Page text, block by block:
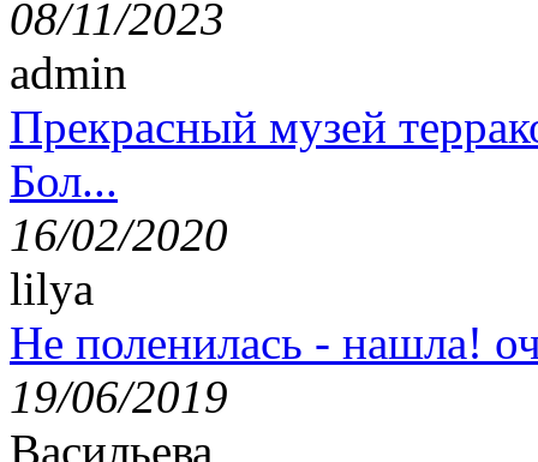
08/11/2023
admin
Прекрасный музей
Бол...
16/02/2020
lilya
Не поленилась - нашла!
19/06/2019
Васильева